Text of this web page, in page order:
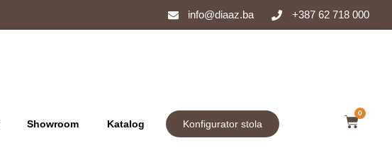
info@diaaz.ba +387 62 718 000
Showroom Katalog Konfigurator stola
0